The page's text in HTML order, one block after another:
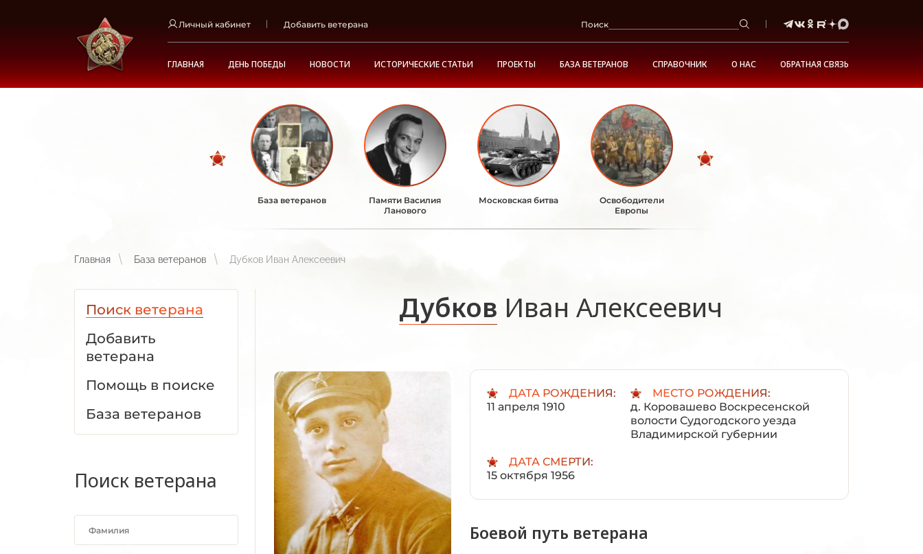
Личный кабинет Добавить ветерана Поиск
ГЛАВНАЯ ДЕНЬ ПОБЕДЫ НОВОСТИ ИСТОРИЧЕСКИЕ СТАТЬИ ПРОЕКТЫ БАЗА ВЕТЕРАНОВ СПРАВОЧНИК О НАС ОБРАТНАЯ СВЯЗЬ
База ветеранов
Памяти Василия
Ланового
Московская битва
Освободители
Европы
Главная База ветеранов Дубков Иван Алексеевич
Поиск ветерана
Добавить
ветерана
Помощь в поиске
База ветеранов
Поиск ветерана
Дубков Иван Алексеевич
ДАТА РОЖДЕНИЯ:
11 апреля 1910
МЕСТО РОЖДЕНИЯ:
д. Коровашево Воскресенской
волости Судогодского уезда
Владимирской губернии
ДАТА СМЕРТИ:
15 октября 1956
Боевой путь ветерана